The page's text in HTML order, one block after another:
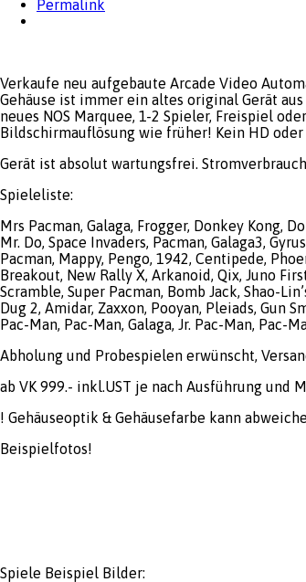
Permalink
Verkaufe neu aufgebaute Arcade Video
Gehäuse ist immer ein altes original Gerät
neues NOS Marquee, 1-2 Spieler, Freispiel
Bildschirmauflösung wie früher! Kein HD oder
Gerät ist absolut wartungsfrei.
Spieleliste:
Mrs Pacman, Galaga, Frogger, Donkey Kong,
Mr. Do, Space Invaders, Pacman, Galaga3,
Pacman, Mappy, Pengo, 1942, Centipede,
Breakout, New Rally X, Arkanoid, Qix, Juno
Scramble, Super Pacman, Bomb Jack, Shao-
Dug 2, Amidar, Zaxxon, Pooyan, Pleiads, Gun
Pac-Man, Pac-Man, Galaga, Jr. Pac-Man, Pac-
Abholung und Probespielen erwünscht,
ab VK 999.- inkl.UST je nach Ausführung und
! Gehäuseoptik & Gehäusefarbe kann
Beispielfotos!
Spiele Beispiel Bilder: